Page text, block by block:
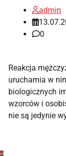
admin
0
Reakcja
uruchamia w
biologicznych
wzorców i
nie są jedynie